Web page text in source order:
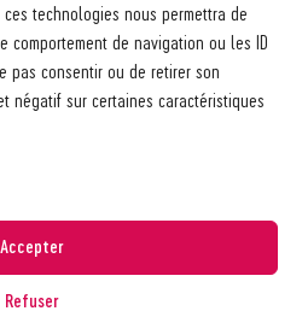
technologies nous permettra de
de navigation ou les ID
pas consentir ou de retirer son
négatif sur certaines caractéristiques
Accepter
Refuser
(à imprimer)
(formulaire en ligne)